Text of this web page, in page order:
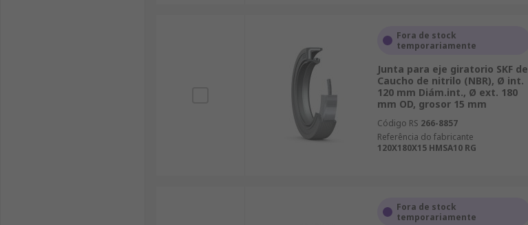
Fora de stock
temporariamente
Junta para eje giratorio SKF de
Caucho de nitrilo (NBR), Ø int.
120 mm Diám.int., Ø ext. 180
mm OD, grosor 15 mm
Código RS 266-8857
Referência do fabricante
120X180X15 HMSA10 RG
Fora de stock
temporariamente